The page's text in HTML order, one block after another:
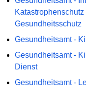
Gesundheitsschutz
Gesundheitsamt -
Gesundheitsamt -
Dienst
Gesundheitsamt -